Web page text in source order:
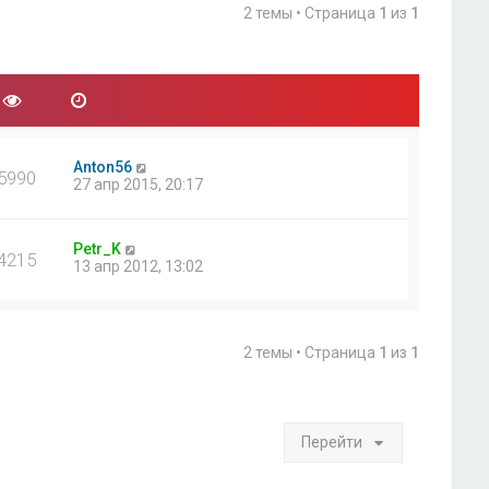
2 темы • Страница 1 из 1
Anton56
27 апр 2015, 20:17
Petr_K
13 апр 2012, 13:02
2 темы • Страница 1 из 1
Перейти